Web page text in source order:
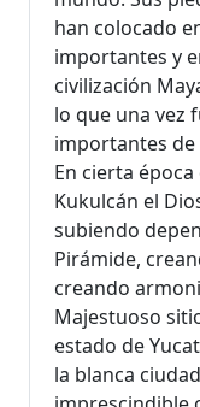
han colocado
importantes y
civilización
lo que una vez
importantes de
En cierta
Kukulcán el
subiendo
Pirámide,
creando
Majestuoso
estado de
la blanca